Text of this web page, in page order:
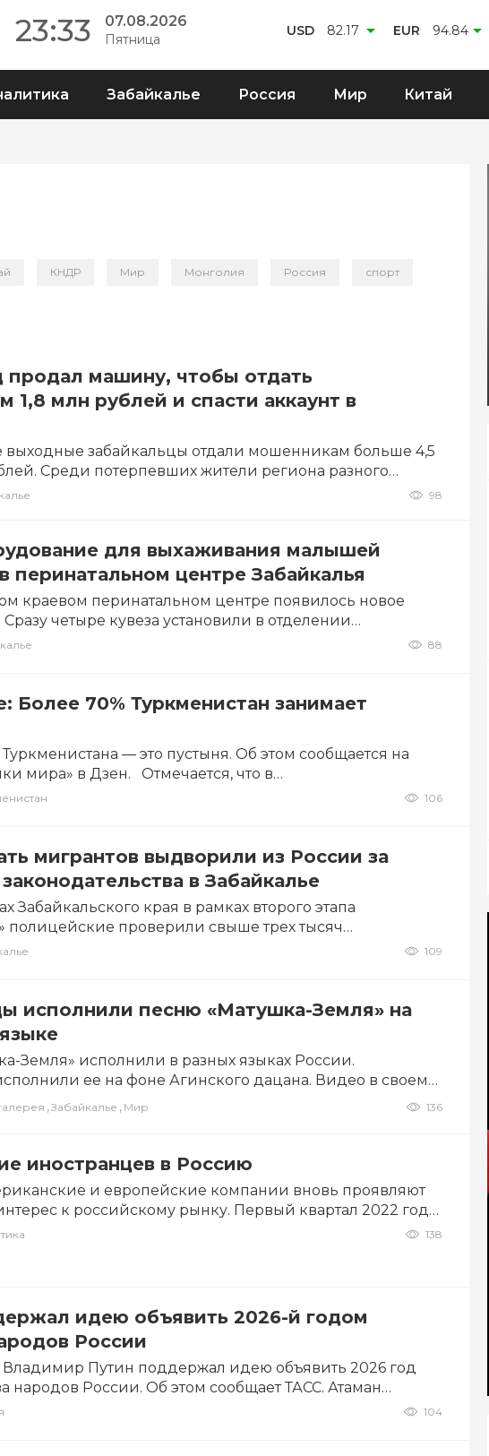
23:33 07.08.2026
Пятница
USD 82.17 EUR 94.84
Забайкалье Россия Мир Китай
КНДР Мир Монголия Россия спорт
продал машину, чтобы отдать
1,8 млн рублей и спасти аккаунт в
забайкальцы отдали мошенникам больше 4,5
Среди потерпевших жители региона разного
Об…
98
для выхаживания малышей
перинатальном центре Забайкалья
краевом перинатальном центре появилось новое
четыре кувеза установили в отделении
терапии новорожденных….
88
Более 70% Туркменистан занимает
— это пустыня. Об этом сообщается на
мира» в Дзен. Отмечается, что в…
106
мигрантов выдворили из России за
в Забайкалье
Забайкальского края в рамках второго этапа
полицейские проверили свыше трех тысяч
Об…
109
исполнили песню «Матушка-Земля» на
Земля» исполнили в разных языках России.
ее на фоне Агинского дацана. Видео в своем
зампред…
,Забайкалье , Мир 136
иностранцев в Россию
и европейские компании вновь проявляют
к российскому рынку. Первый квартал 2022 года
бизнес…
138
идею объявить 2026-й годом
России
Путин поддержал идею объявить 2026 год
народов России. Об этом сообщает ТАСС. Атаман
104